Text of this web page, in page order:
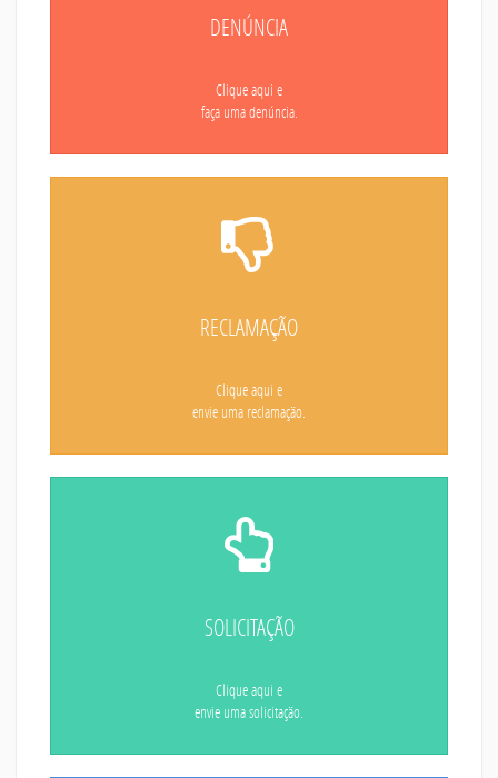
DENÚNCIA
Clique aqui e
faça uma denúncia.
RECLAMAÇÃO
Clique aqui e
envie uma reclamação.
SOLICITAÇÃO
Clique aqui e
envie uma solicitação.